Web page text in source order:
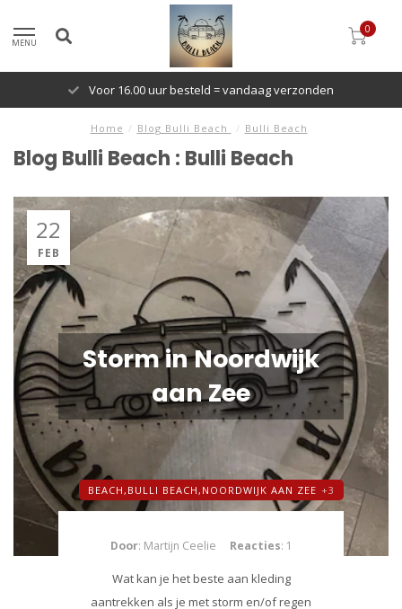
MENU
0
Voor 16.00 uur besteld = vandaag verzonden
Home / Blog Bulli Beach / Bulli Beach
Blog Bulli Beach : Bulli Beach
22
FEB
Storm in Noordwijk
aan Zee
BEACH, BULLI BEACH, NOORDWIJK AAN ZEE +3
Door: Martijn Ceelie Reacties: 1
Wat kan je het beste aan kleding
aantrekken als je met storm en/of regen